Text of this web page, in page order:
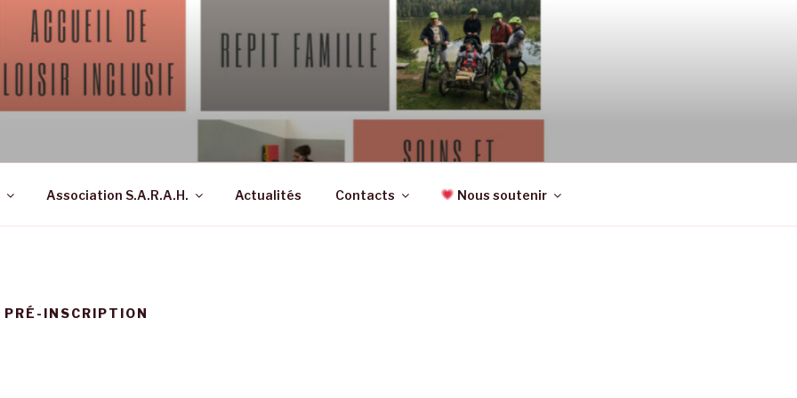
SARAH – SOINS, ACTIVITÉS,
HANDICAP
Association S.A.R.A.H. Actualités Contacts Nous soutenir
PRÉ-INSCRIPTION